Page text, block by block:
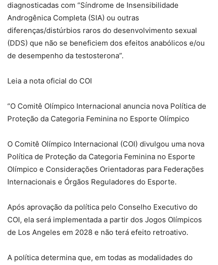
diagnosticadas com “Síndrome de Insensibilidade
Androgênica Completa (SIA) ou outras
diferenças/distúrbios raros do desenvolvimento sexual
(DDS) que não se beneficiem dos efeitos anabólicos e/ou
de desempenho da testosterona”.
Leia a nota oficial do COI
“O Comitê Olímpico Internacional anuncia nova Política de
Proteção da Categoria Feminina no Esporte Olímpico
O Comitê Olímpico Internacional (COI) divulgou uma nova
Política de Proteção da Categoria Feminina no Esporte
Olímpico e Considerações Orientadoras para Federações
Internacionais e Órgãos Reguladores do Esporte.
Após aprovação da política pelo Conselho Executivo do
COI, ela será implementada a partir dos Jogos Olímpicos
de Los Angeles em 2028 e não terá efeito retroativo.
A política determina que, em todas as modalidades do